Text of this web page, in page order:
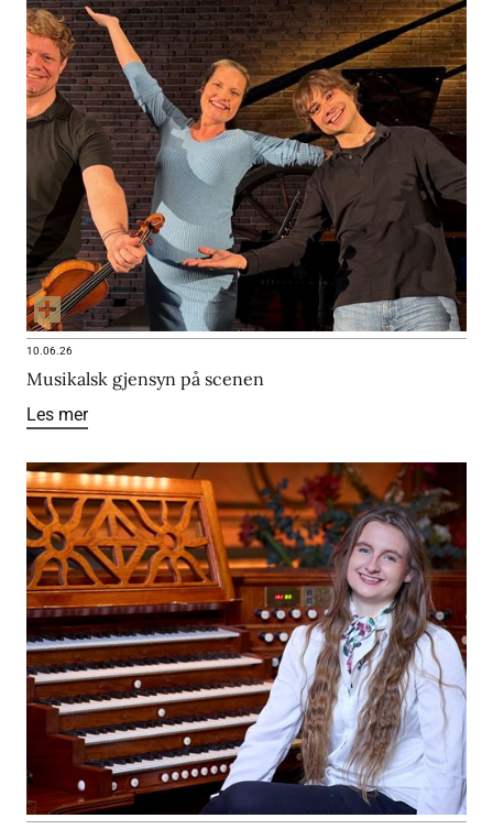
10.06.26
Musikalsk gjensyn på scenen
Les mer